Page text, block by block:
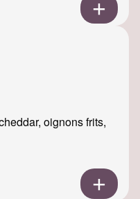
oignons frits,